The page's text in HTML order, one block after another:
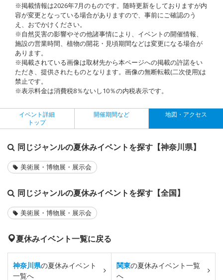
※掲載情報は2026年7月のものです。随時更新をしておりますが内
容が変更となっている場合がありますので、事前にご確認のう
え、おでかけください。
※自然災害の影響やその他諸事情により、イベントの開催情報、
施設の営業時間、植物の開花・見頃期間などは変更になる場合が
あります。
※掲載されている画像は取材先から本ページへの掲載の許諾をい
ただき、提供されたものとなります。画像の無断転載(二次使用)は
禁止です。
※表示料金は消費税8％ないし10％の内税表示です。
イベント詳細
トップ
開催期間など 地図・アクセス
同じジャンルの夏休みイベントを探す【神奈川県】
美術展・博物展・展示会
同じジャンルの夏休みイベントを探す【全国】
美術展・博物展・展示会
夏休みイベント一覧に戻る
神奈川県の夏休みイベント
一覧へ
関東の夏休みイベント一覧
へ